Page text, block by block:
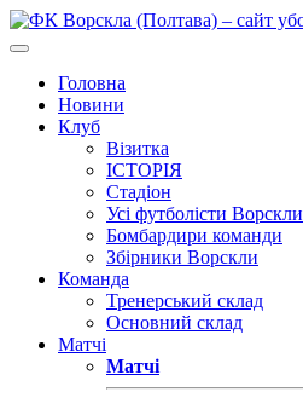
Головна
Новини
Клуб
Візитка
ІСТОРІЯ
Стадіон
Усі футболісти Ворскли
Бомбардири команди
Збірники Ворскли
Команда
Тренерський склад
Основний склад
Матчі
Матчі